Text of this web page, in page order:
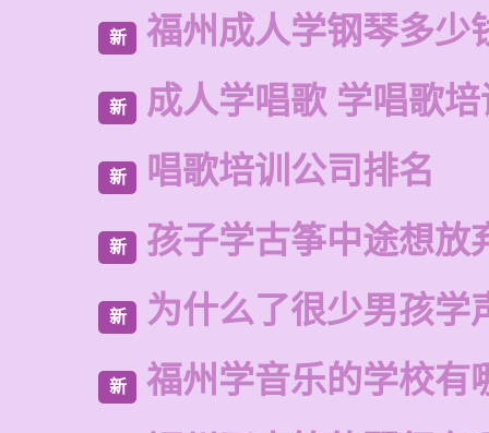
新 福州成人学钢琴多少
新 成人学唱歌 学唱歌
新 唱歌培训公司排名
新 孩子学古筝中途想放
新 为什么了很少男孩学
新 福州学音乐的学校有